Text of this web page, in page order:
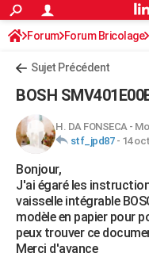
ACTUALITÉS
Politique
Société
Faits Divers
Education
Monde
Villes
+
FINANCE
Retraite
Impôts
Epargne
Immobilier
Risques naturels par ville
Banque
Assurance
Crédit
AUTO
Essais
Réserver un essai
Citadines
Berlines
SUV
Forum auto
+HIGH-TECH
Mobiles
Meilleur smartphone
Internet
Ordinateurs
Jeux vidéo
Guide high-tech
+BRICOLAGE
Forum
Aménagement intérieur
Extérieur
Cuisine
Salle de bains
Jardinage
Rangement
WEEK-END
Forum Forum Bricolage
Sujet Précédent
BOSH
H. DA FONSECA-
stf_jpd87- 14
Bonjour,
J'ai égaré les
vaisselle intégrable
modèle en papier pour
peux trouver ce
Merci d'avance